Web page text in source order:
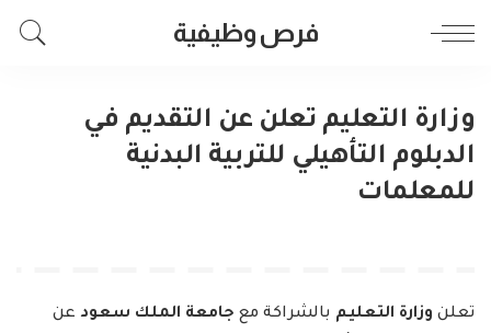
فرص وظيفية
وزارة التعليم تعلن عن التقديم في
الدبلوم التأهيلي للتربية البدنية
للمعلمات
تعلن وزارة التعليم بالشراكة مع جامعة الملك سعود عن